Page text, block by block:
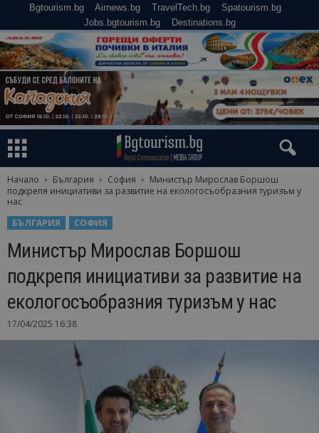
Bgtourism.bg Airnews.bg TravelTech.bg
Spatourism.bg
Jobs.bgtourism.bg
Destinations.bg
Начало България София
Министър Мирослав Боршош
подкрепя инициативи за развитие на екологосъобразния туризъм у
нас
БЪЛГАРИЯ
СОФИЯ
Министър Мирослав Боршош
подкрепя инициативи за развитие на
екологосъобразния туризъм у нас
17/04/2025 16:38